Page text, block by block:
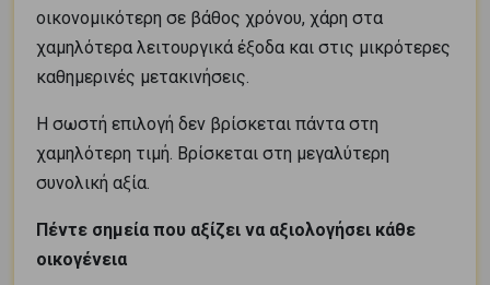
οικονομικότερη σε βάθος χρόνου, χάρη στα
χαμηλότερα λειτουργικά έξοδα και στις μικρότερες
καθημερινές μετακινήσεις.
Η σωστή επιλογή δεν βρίσκεται πάντα στη
χαμηλότερη τιμή. Βρίσκεται στη μεγαλύτερη
συνολική αξία.
Πέντε σημεία που αξίζει να αξιολογήσει κάθε
οικογένεια